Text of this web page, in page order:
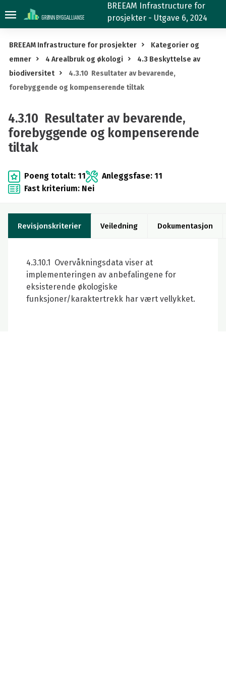
4.3.10
Resultater
bevarende,
forebyggende
og
kompenserende
tiltak
BREEAM Infrastructure for
prosjekter - Utgave 6, 2024
BREEAM Infrastructure for prosjekter
Kategorier og
emner
4 Arealbruk og økologi
4.3 Beskyttelse av
biodiversitet
4.3.10 Resultater av bevarende,
forebyggende og kompenserende tiltak
4.3.10 Resultater av bevarende,
forebyggende og kompenserende
tiltak
Poeng totalt: 11
Anleggsfase: 11
Fast kriterium: Nei
Revisjonskriterier Veiledning Dokumentasjon
4.3.10.1 Overvåkningsdata viser at
implementeringen av anbefalingene for
eksisterende økologiske
funksjoner/karaktertrekk har vært vellykket.